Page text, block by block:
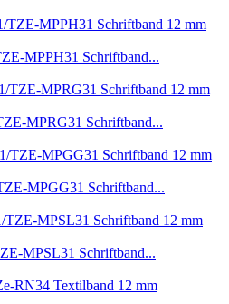
MPPH31 Schriftband...
MPRG31 Schriftband...
MPGG31 Schriftband...
MPSL31 Schriftband...